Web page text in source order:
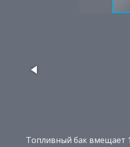
Топливный бак вмещает